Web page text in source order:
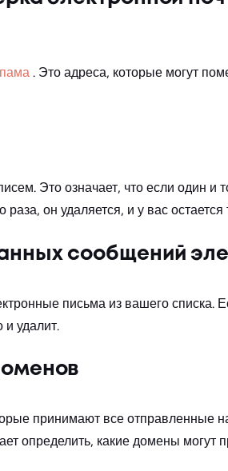
. Это адреса, которые могут
Это означает, что если один и
он удаляется, и у вас остается
сообщений
письма из вашего списка.
и удалит.
принимают все отправленные
определить, какие домены могут